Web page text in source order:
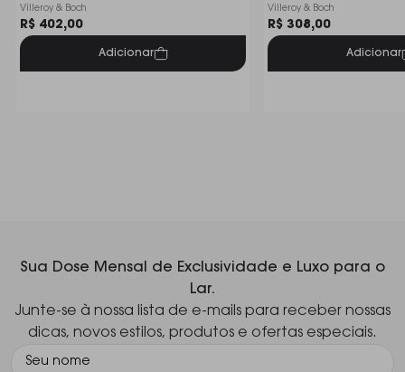
Villeroy & Boch
R$ 402,00
Adicionar
Villeroy & Boch
R$ 308,00
Adicionar
Sua Dose Mensal de Exclusividade e Luxo para o
Lar.
Junte-se à nossa lista de e-mails para receber nossas
dicas, novos estilos, produtos e ofertas especiais.